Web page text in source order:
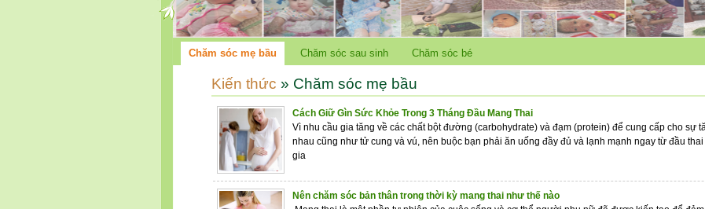
Chăm sóc mẹ bầu Chăm sóc sau sinh Chăm sóc bé
Kiến thức » Chăm sóc mẹ bầu
Cách Giữ Gìn Sức Khỏe Trong 3 Tháng Đầu Mang Thai
Vì nhu cầu gia tăng về các chất bột đường (carbohydrate) và đạm (protein) để cung cấp cho sự
nhau cũng như tử cung và vú, nên buộc bạn phải ăn uống đầy đủ và lạnh mạnh ngay từ đầu
gia
Nên chăm sóc bản thân trong thời kỳ mang thai như thế nào